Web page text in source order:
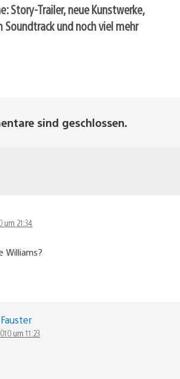
Story-Trailer, neue Kunstwerke,
Soundtrack und noch viel mehr
sind geschlossen.
um 21:34
Williams?
um 11:23